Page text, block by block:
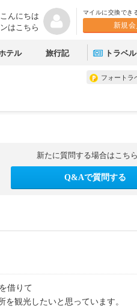
んにちは
はこちら
マイルに交換でき
新規
テル 旅行記 トラベ
フォートラ
新たに質問する場合はこち
Q&Aで質問する
借りて
観光したいと思っています。